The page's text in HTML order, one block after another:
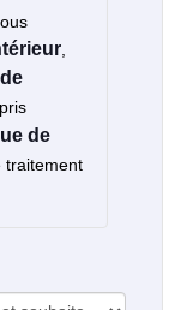
de
traitement